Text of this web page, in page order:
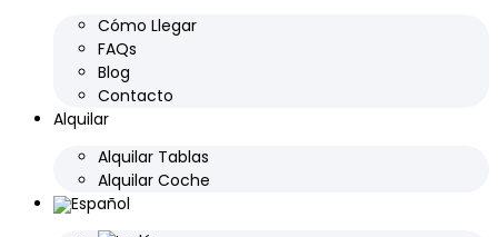
Cómo Llegar
FAQs
Blog
Contacto
Alquilar
Alquilar Tablas
Alquilar Coche